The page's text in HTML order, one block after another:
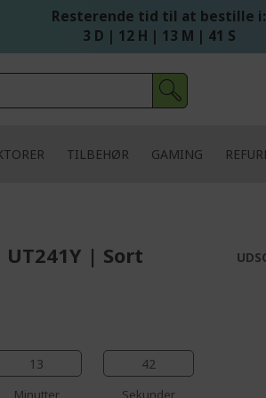
Resterende tid til at bestille i:
3 D | 12 H | 13 M | 40 S
TILBEHØR GAMING
| Sort
13
Minutter
41
Sekunder